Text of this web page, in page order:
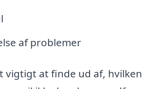
af problemer
at finde ud af, hvilken